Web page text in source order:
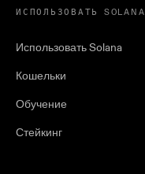
ИСПОЛЬЗОВАТЬ SOLANA
Использовать Solana
Кошельки
Обучение
Стейкинг